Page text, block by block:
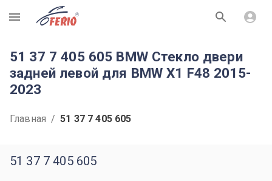
R
51 37 7 405 605 BMW Стекло двери
задней левой для BMW X1 F48 2015-
2023
Главная / 51 37 7 405 605
51 37 7 405 605